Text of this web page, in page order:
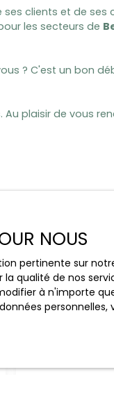
clients et de ses
les secteurs de
? C'est un bon
plaisir de vous
vers vous
NOUS
pertinente sur
de nos
à n'importe
personnelles,